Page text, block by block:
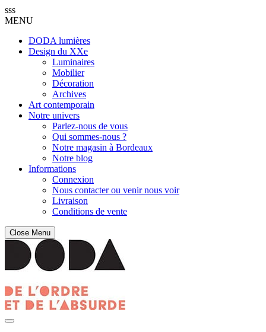
sss
MENU
DODA lumières
Design du XXe
Luminaires
Mobilier
Décoration
Archives
Art contemporain
Notre univers
Parlez-nous de vous
Qui sommes-nous ?
Notre magasin à Bordeaux
Notre blog
Informations
Connexion
Nous contacter ou venir nous voir
Livraison
Conditions de vente
Close Menu